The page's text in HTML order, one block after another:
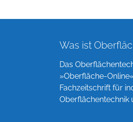
Was ist
Das
»Oberfläche-
Fachzeitschrift für
Oberflächentechnik